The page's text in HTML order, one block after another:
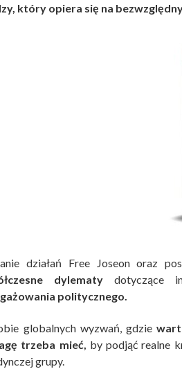
który opiera się na
działań Free Joseon oraz
dylematydotyczące
politycznego.
globalnych wyzwań, gdzie
trzeba mieć, by podjąć realne
grupy.